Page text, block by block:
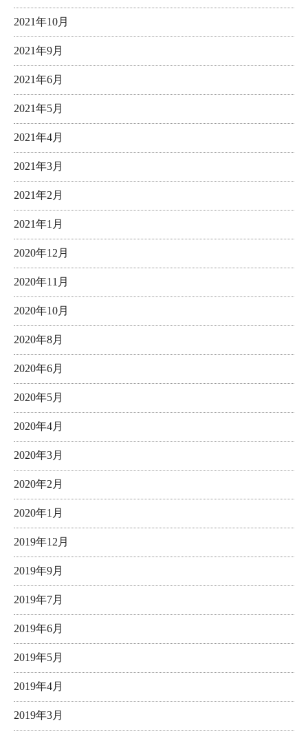
2021年10月
2021年9月
2021年6月
2021年5月
2021年4月
2021年3月
2021年2月
2021年1月
2020年12月
2020年11月
2020年10月
2020年8月
2020年6月
2020年5月
2020年4月
2020年3月
2020年2月
2020年1月
2019年12月
2019年9月
2019年7月
2019年6月
2019年5月
2019年4月
2019年3月